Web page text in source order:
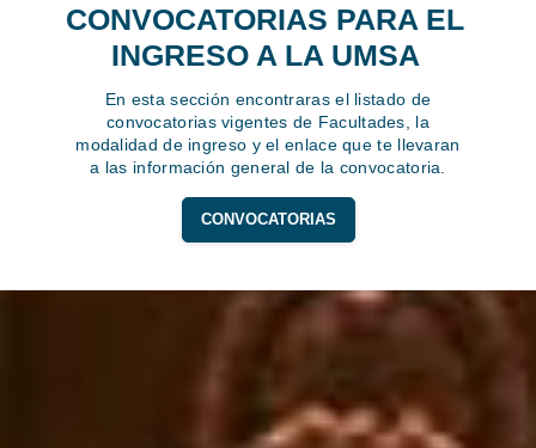
CONVOCATORIAS PARA EL
INGRESO A LA UMSA
En esta sección encontraras el listado de
convocatorias vigentes de Facultades, la
modalidad de ingreso y el enlace que te llevaran
a las información general de la convocatoria.
CONVOCATORIAS